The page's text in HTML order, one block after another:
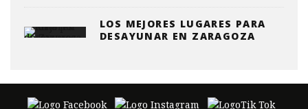
LOS MEJORES LUGARES PARA
DESAYUNAR EN ZARAGOZA